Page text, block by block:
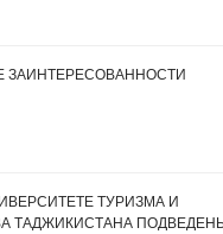
ЗАИНТЕРЕСОВАННОСТИ
ТУРИЗМА И
ТАДЖИКИСТАНА